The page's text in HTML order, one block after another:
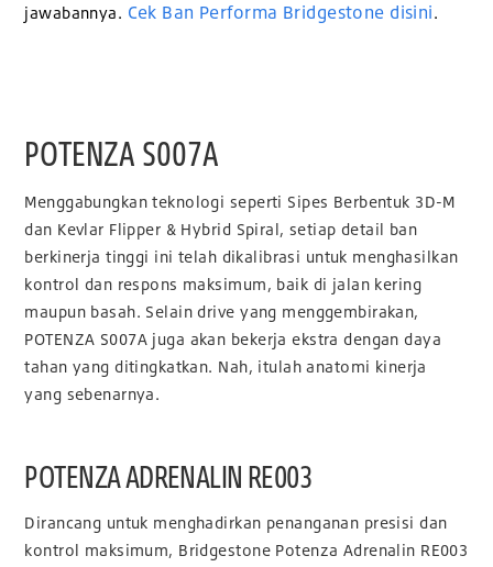
jawabannya. Cek Ban Performa Bridgestone disini.
POTENZA S007A
Menggabungkan teknologi seperti Sipes Berbentuk 3D-M
dan Kevlar Flipper & Hybrid Spiral, setiap detail ban
berkinerja tinggi ini telah dikalibrasi untuk menghasilkan
kontrol dan respons maksimum, baik di jalan kering
maupun basah. Selain drive yang menggembirakan,
POTENZA S007A juga akan bekerja ekstra dengan daya
tahan yang ditingkatkan. Nah, itulah anatomi kinerja
yang sebenarnya.
POTENZA ADRENALIN RE003
Dirancang untuk menghadirkan penanganan presisi dan
kontrol maksimum, Bridgestone Potenza Adrenalin RE003